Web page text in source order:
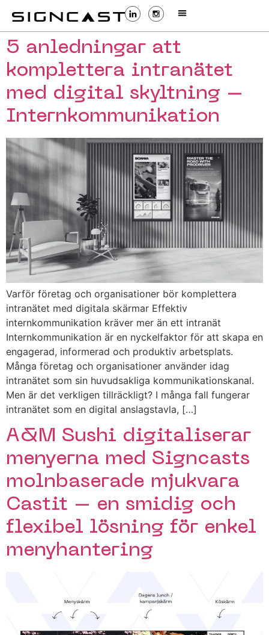
5 anledningar att
komplettera intranätet
med digital skyltning –
Internkommunikation
Varför företag och organisationer bör komplettera
intranätet med digitala skärmar Effektiv
internkommunikation kräver mer än ett intranät
Internkommunikation är en nyckelfaktor för att skapa en
engagerad, informerad och produktiv arbetsplats.
Många företag och organisationer använder idag
intranätet som sin huvudsakliga kommunikationskanal.
Men är det verkligen tillräckligt? I många fall fungerar
intranätet som en digital anslagstavla, […]
A&M Sushi digitaliserar
menyerna med Signcasts
molnbaserade mjukvara
Castit – en smidig och
flexibel lösning för enkel
menyhantering